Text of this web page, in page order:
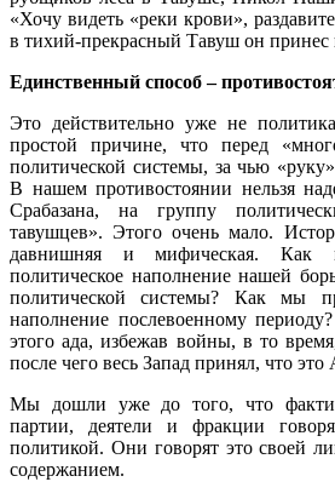
«Хочу видеть «реки крови»,
в тихий-прекрасный Тавуш он принес
Единственный способ –
Это действительно уже не
простой причине, что перед
политической системы, за чью
В нашем противостоянии нельзя
Срабазана, на группу
тавушцев». Этого очень мало.
давнишняя и мифическая. Как
политическое наполнение нашей
политической системы? Как мы
наполнение послевоенному
этого ада, избежав войны, в то
после чего весь Запад принял, что
Мы дошли уже до того, что
партии, деятели и фракции
политикой. Они говорят это своей
содержанием.